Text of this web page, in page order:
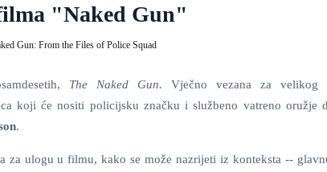
"Naked Gun"
Gun: From the Files of Police Squad
The Naked Gun. Vječno vezana za velikog
koji će nositi policijsku značku i službeno vatreno oružje
.
za ulogu u filmu, kako se može nazrijeti iz konteksta --